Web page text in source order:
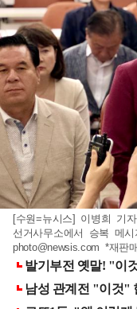
[수원=뉴시스] 이병희 기
선거사무소에서 승복 메
photo@newsis.com *재판